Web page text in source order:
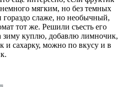
немного мягким, но без темных
гораздо слаже, но необычный,
тот же. Решили съесть его
зиму куплю, добавлю лимночик,
и сахарку, можно по вкусу и в